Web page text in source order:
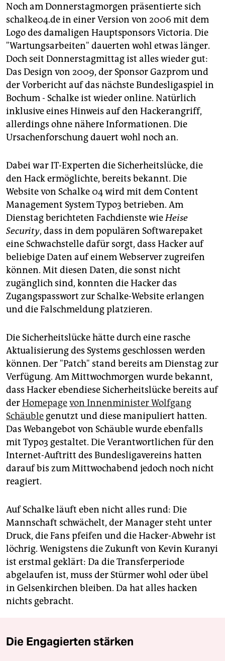
Noch am Donnerstagmorgen präsentierte sich
schalke04.de in einer Version von 2006 mit dem
Logo des damaligen Hauptsponsors Victoria. Die
"Wartungsarbeiten" dauerten wohl etwas länger.
Doch seit Donnerstagmittag ist alles wieder gut:
Das Design von 2009, der Sponsor Gazprom und
der Vorbericht auf das nächste Bundesligaspiel in
Bochum - Schalke ist wieder online. Natürlich
inklusive eines Hinweis auf den Hackerangriff,
allerdings ohne nähere Informationen. Die
Ursachenforschung dauert wohl noch an.
Dabei war IT-Experten die Sicherheitslücke, die
den Hack ermöglichte, bereits bekannt. Die
Website von Schalke 04 wird mit dem Content
Management System Typo3 betrieben. Am
Dienstag berichteten Fachdienste wieHeise
Security, dass in dem populären Softwarepaket
eine Schwachstelle dafür sorgt, dass Hacker auf
beliebige Daten auf einem Webserver zugreifen
können. Mit diesen Daten, die sonst nicht
zugänglich sind, konnten die Hacker das
Zugangspasswort zur Schalke-Website erlangen
und die Falschmeldung platzieren.
Die Sicherheitslücke hätte durch eine rasche
Aktualisierung des Systems geschlossen werden
können. Der "Patch" stand bereits am Dienstag zur
Verfügung. Am Mittwochmorgen wurde bekannt,
dass Hacker ebendiese Sicherheitslücke bereits auf
derHomepagevon Innenminister Wolfgang
Schäuble genutzt und diese manipuliert hatten.
Das Webangebot von Schäuble wurde ebenfalls
mit Typo3 gestaltet. Die Verantwortlichen für den
Internet-Auftritt des Bundesligavereins hatten
darauf bis zum Mittwochabend jedoch noch nicht
reagiert.
Auf Schalke läuft eben nicht alles rund: Die
Mannschaft schwächelt, der Manager steht unter
Druck, die Fans pfeifen und die Hacker-Abwehr ist
löchrig. Wenigstens die Zukunft von Kevin Kuranyi
ist erstmal geklärt: Da die Transferperiode
abgelaufen ist, muss der Stürmer wohl oder übel
in Gelsenkirchen bleiben. Da hat alles hacken
nichts gebracht.
Die Engagierten stärken